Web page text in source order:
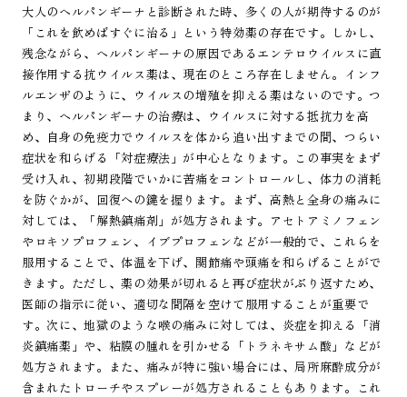
大人のヘルパンギーナと診断された時、多くの人が期待するのが
「これを飲めばすぐに治る」という特効薬の存在です。しかし、
残念ながら、ヘルパンギーナの原因であるエンテロウイルスに直
接作用する抗ウイルス薬は、現在のところ存在しません。インフ
ルエンザのように、ウイルスの増殖を抑える薬はないのです。つ
まり、ヘルパンギーナの治療は、ウイルスに対する抵抗力を高
め、自身の免疫力でウイルスを体から追い出すまでの間、つらい
症状を和らげる「対症療法」が中心となります。この事実をまず
受け入れ、初期段階でいかに苦痛をコントロールし、体力の消耗
を防ぐかが、回復への鍵を握ります。まず、高熱と全身の痛みに
対しては、「解熱鎮痛剤」が処方されます。アセトアミノフェン
やロキソプロフェン、イブプロフェンなどが一般的で、これらを
服用することで、体温を下げ、関節痛や頭痛を和らげることがで
きます。ただし、薬の効果が切れると再び症状がぶり返すため、
医師の指示に従い、適切な間隔を空けて服用することが重要で
す。次に、地獄のような喉の痛みに対しては、炎症を抑える「消
炎鎮痛薬」や、粘膜の腫れを引かせる「トラネキサム酸」などが
処方されます。また、痛みが特に強い場合には、局所麻酔成分が
含まれたトローチやスプレーが処方されることもあります。これ